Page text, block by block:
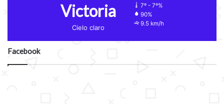
Victoria
Cielo claro
7º - 7º%
90%
9.5 km/h
Facebook